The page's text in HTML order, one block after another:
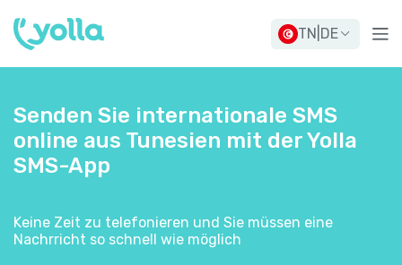
TN DE
Senden Sie internationale SMS
online aus Tunesien mit der Yolla
SMS-App
Keine Zeit zu telefonieren und Sie müssen eine
Nachrricht so schnell wie möglich